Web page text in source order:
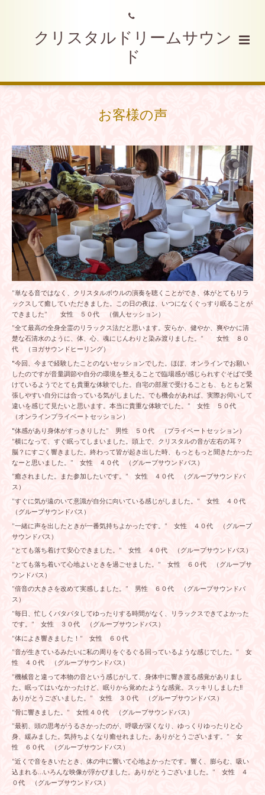
クリスタルドリームサウン
ド
お客様の声
”単なる音ではなく、クリスタルボウルの演奏を聴くことができ、体がとてもリラ
ックスして癒していただきました。この日の夜は、いつになくぐっすり眠ることが
できました” 女性 ５０代 （個人セッション）
”全て最高の全身全霊のリラックス法だと思います。安らか、健やか、爽やかに清
楚な石清水のように、体、心、魂にじんわりと染み渡りました。” 女性 ８０
代 （ヨガサウンドヒーリング）
"今回、今まで経験したことのないセッションでした。ほぼ、オンラインでお願い
したのですが音量調節や自分の環境を整えることで臨場感が感じられすぐそばで受
けているようでとても貴重な体験でした。自宅の部屋で受けることも、もともと緊
張しやすい自分には合っている気がしました。でも機会があれば、実際お伺いして
違いを感じて見たいと思います。本当に貴重な体験でした。” 女性 ５０代
（オンラインプライベートセッション）
"体感があり身体がすっきりした” 男性 ５０代 （プライベートセッション）
”横になって、すぐ眠ってしまいました。頭上で、クリスタルの音が左右の耳？
脳？にすごく響きました。終わって皆が起き出した時、もっともっと聞きたかった
なーと思いました。” 女性 ４０代 （グループサウンドバス）
”癒されました。また参加したいです。” 女性 ４０代 （グループサウンドバ
ス）
”すぐに気が遠のいて意識が自分に向いている感じがしました。” 女性 ４０代
（グループサウンドバス）
”一緒に声を出したときが一番気持ちよかったです。” 女性 ４０代 （グループ
サウンドバス）
”とても落ち着けて安心できました。” 女性 ４０代 （グループサウンドバス）
”とても落ち着いて心地よいときを過ごせました。” 女性 ６０代 （グループサ
ウンドバス）
”倍音の大きさを改めて実感しました。” 男性 ６０代 （グループサウンドバ
ス）
”毎日、忙しくバタバタしてゆったりする時間がなく、リラックスできてよかった
です。” 女性 ３０代 （グループサウンドバス）
”体によき響きました！” 女性 ６０代
”音が生きているみたいに私の周りをぐるぐる回っているような感じでした。” 女
性 ４０代 （グループサウンドバス）
”機械音と違って本物の音という感じがして、身体中に響き渡る感覚がありまし
た。眠ってはいなかったけど、眠りから覚めたような感覚。スッキリしました‼︎
ありがとうございました。” 女性 ３０代 （グループサウンドバス）
”骨に響きました。” 女性４０代 （グループサウンドバス）
”最初、頭の思考がうるさかったのが、呼吸が深くなり、ゆっくりゆったりと心
身、緩みました。気持ちよくなり癒せれました。ありがとうございます。” 女
性 ６０代 （グループサウンドバス）
”近くで音をきいたとき、体の中に響いて心地よかったです。響く、膨らむ、吸い
込まれる…いろんな映像が浮かびました。ありがとうございました。” 女性 ４
０代 （グループサウンドバス）